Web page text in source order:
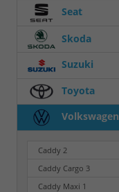
Seat
Skoda
Suzuki
Toyota
Volkswagen
Caddy 2
Caddy Cargo 3
Caddy Maxi 1